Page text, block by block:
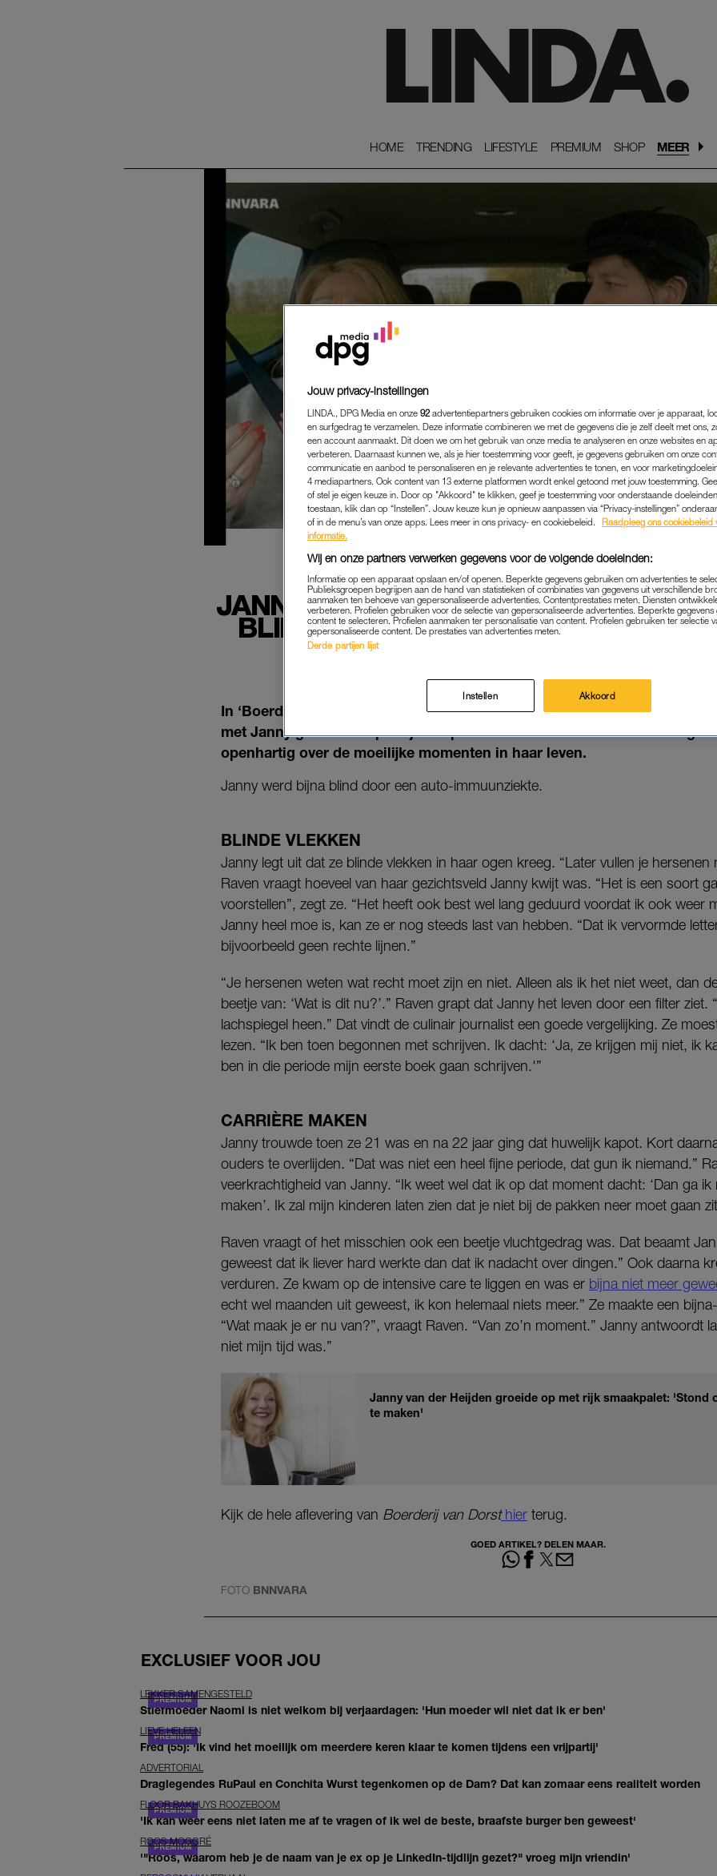
HOME
HOME TRENDING
TRENDING LIFESTYLE
LIFESTYLE PREMIUM
PREMIUM SHOP
SHOP MEER
JANNY VAN DER HEIJDEN VERTELT
BLIND WORDEN IN 'BOERDERIJ
'TOEN BEN IK GAAN
In ‘Boerderij van Dorst’ zijn deze week Janny van der Heijden en rapper
met Janny gaat Raven plantjes kopen voor in de moestuin. Onderweg
openhartig over de moeilijke momenten in haar leven.
Janny werd bijna blind door een auto-immuunziekte.
BLINDE VLEKKEN
Janny legt uit dat ze blinde vlekken in haar ogen kreeg. “Later vullen je hersenen
Raven vraagt hoeveel van haar gezichtsveld Janny kwijt was. “Het is een soort
voorstellen”, zegt ze. “Het heeft ook best wel lang geduurd voordat ik ook weer
Janny heel moe is, kan ze er nog steeds last van hebben. “Dat ik vervormde
bijvoorbeeld geen rechte lijnen.”
“Je hersenen weten wat recht moet zijn en niet. Alleen als ik het niet weet, dan
beetje van: ‘Wat is dit nu?’.” Raven grapt dat Janny het leven door een filter ziet.
lachspiegel heen.” Dat vindt de culinair journalist een goede vergelijking. Ze
lezen. “Ik ben toen begonnen met schrijven. Ik dacht: ‘Ja, ze krijgen mij niet, ik
ben in die periode mijn eerste boek gaan schrijven.'”
CARRIÈRE MAKEN
Janny trouwde toen ze 21 was en na 22 jaar ging dat huwelijk kapot. Kort
ouders te overlijden. “Dat was niet een heel fijne periode, dat gun ik niemand.”
veerkrachtigheid van Janny. “Ik weet wel dat ik op dat moment dacht: ‘Dan ga
maken’. Ik zal mijn kinderen laten zien dat je niet bij de pakken neer moet gaan
Raven vraagt of het misschien ook een beetje vluchtgedrag was. Dat beaamt
geweest dat ik liever hard werkte dan dat ik nadacht over dingen.” Ook daarna
verduren. Ze kwam op de intensive care te liggen en was er bijna niet meer
echt wel maanden uit geweest, ik kon helemaal niets meer.” Ze maakte een
“Wat maak je er nu van?”, vraagt Raven. “Van zo’n moment.” Janny antwoordt
niet mijn tijd was.”
Janny van der Heijden groeide op met rijk smaakpalet: 'Stond
te maken'
Kijk de hele aflevering van Boerderij van Dorsthier terug.
GOED ARTIKEL? DELEN MAAR.
FOTO BNNVARA
EXCLUSIEF VOOR JOU
LEKKER SAMENGESTELD
Stiefmoeder Naomi is niet welkom bij verjaardagen: 'Hun moeder wil niet dat ik er ben'
LIEVE HELEEN
Fred (55): 'Ik vind het moeilijk om meerdere keren klaar te komen tijdens een vrijpartij'
ADVERTORIAL
Draglegendes RuPaul en Conchita Wurst tegenkomen op de Dam? Dat kan zomaar eens realiteit worden
FLOOR BAKHUYS ROOZEBOOM
'Ik kan weer eens niet laten me af te vragen of ik wel de beste, braafste burger ben geweest'
ROOS MOGGRÉ
'"Roos, waarom heb je de naam van je ex op je LinkedIn-tijdlijn gezet?" vroeg mijn vriendin'
Jouw privacy-instellingen
LINDA., DPG Media en onze 92 advertentiepartners gebruiken cookies om informatie over je apparaat,
en surfgedrag te verzamelen. Deze informatie combineren we met de gegevens die je zelf deelt met ons,
een account aanmaakt. Dit doen we om het gebruik van onze media te analyseren en onze websites en
verbeteren. Daarnaast kunnen we, als je hier toestemming voor geeft, je gegevens gebruiken om onze
communicatie en aanbod te personaliseren en je relevante advertenties te tonen, en voor
4 mediapartners. Ook content van 13 externe platformen wordt enkel getoond met jouw toestemming.
of stel je eigen keuze in. Door op "Akkoord" te klikken, geef je toestemming voor onderstaande
toestaan, klik dan op “Instellen”. Jouw keuze kun je opnieuw aanpassen via “Privacy-instellingen”
of in de menu’s van onze apps. Lees meer in ons privacy- en cookiebeleid.
Raadpleeg ons cookiebeleid
informatie.
Wij en onze partners verwerken gegevens voor de volgende doeleinden:
Informatie op een apparaat opslaan en/of openen. Beperkte gegevens gebruiken om advertenties te
Publieksgroepen begrijpen aan de hand van statistieken of combinaties van gegevens uit verschillende
aanmaken ten behoeve van gepersonaliseerde advertenties. Contentprestaties meten. Diensten
verbeteren. Profielen gebruiken voor de selectie van gepersonaliseerde advertenties. Beperkte
content te selecteren. Profielen aanmaken ter personalisatie van content. Profielen gebruiken ter selectie
gepersonaliseerde content. De prestaties van advertenties meten.
Derde partijen lijst
Instellen Akkoord